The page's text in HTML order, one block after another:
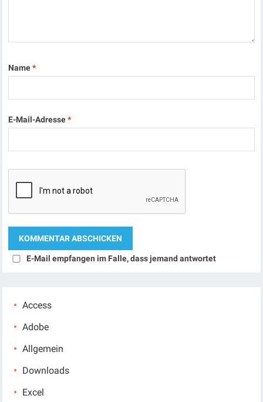
Name*
E-Mail-Adresse*
E-Mail empfangen im Falle, dass jemand antwortet
Access
Adobe
Allgemein
Downloads
Excel